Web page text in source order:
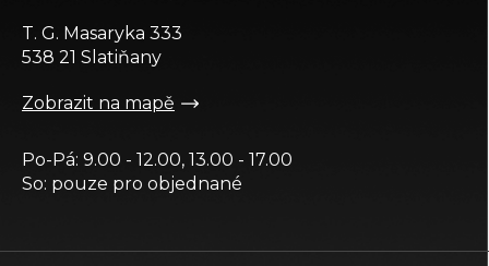
T. G. Masaryka 333
538 21 Slatiňany
Zobrazit na mapě
Po-Pá: 9.00 - 12.00, 13.00 - 17.00
So: pouze pro objednané